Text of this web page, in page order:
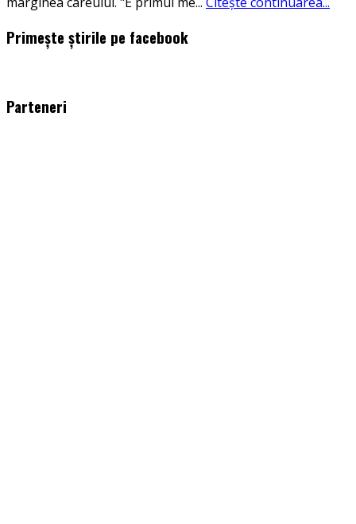
Primește știrile pe facebook
Parteneri